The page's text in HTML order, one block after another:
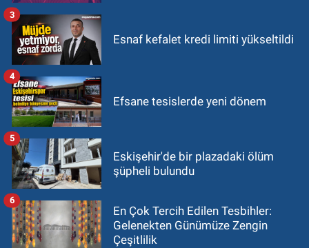
Esnaf kefalet kredi limiti yükseltildi
3
Efsane tesislerde yeni dönem
4
Eskişehir'de bir plazadaki ölüm
şüpheli bulundu
5
En Çok Tercih Edilen Tesbihler:
Gelenekten Günümüze Zengin
Çeşitlilik
6